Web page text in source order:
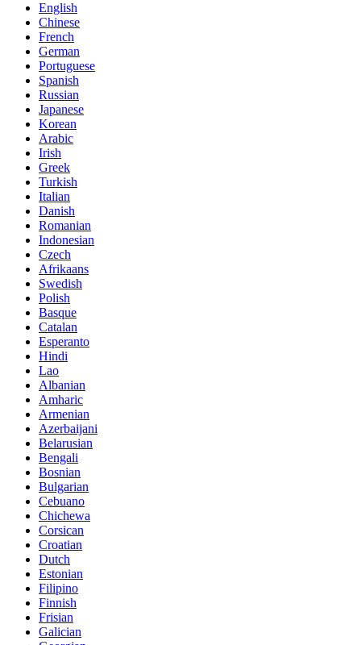
English
Chinese
French
German
Portuguese
Spanish
Russian
Japanese
Korean
Arabic
Irish
Greek
Turkish
Italian
Danish
Romanian
Indonesian
Czech
Afrikaans
Swedish
Polish
Basque
Catalan
Esperanto
Hindi
Lao
Albanian
Amharic
Armenian
Azerbaijani
Belarusian
Bengali
Bosnian
Bulgarian
Cebuano
Chichewa
Corsican
Croatian
Dutch
Estonian
Filipino
Finnish
Frisian
Galician